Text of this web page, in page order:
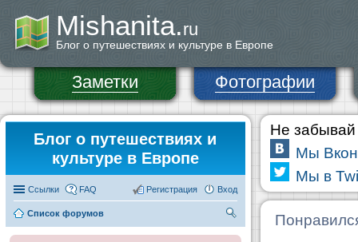
Mishanita.ru
Блог о путешествиях и культуре в Европе
Заметки Фотографии
Блог о путешествиях и
культуре в Европе
Ссылки FAQ Вход
Регистрация
Список форумов
Не забывай
Мы
Мы в